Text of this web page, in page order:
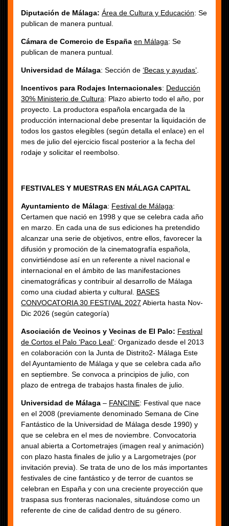
Diputación de Málaga: Área de Cultura y Educación: Se
publican de manera puntual.
Cámara de Comercio de España en Málaga: Se
publican de manera puntual.
Universidad de Málaga: Sección de ‘Becas y ayudas’
Incentivos para Rodajes Internacionales: Deducción
30% Ministerio de Cultura: Plazo abierto todo el año, por
proyecto. La productora española encargada de la
producción internacional debe presentar la liquidación de
todos los gastos elegibles (según detalla el enlace) en el
mes de julio del ejercicio fiscal posterior a la fecha del
rodaje y solicitar el reembolso.
FESTIVALES Y MUESTRAS EN MÁLAGA CAPITAL
Ayuntamiento de Málaga: Festival de Málaga:
Certamen que nació en 1998 y que se celebra cada año
en marzo. En cada una de sus ediciones ha pretendido
alcanzar una serie de objetivos, entre ellos, favorecer la
difusión y promoción de la cinematografía española,
convirtiéndose así en un referente a nivel nacional e
internacional en el ámbito de las manifestaciones
cinematográficas y contribuir al desarrollo de Málaga
como una ciudad abierta y cultural. BASES
CONVOCATORIA 30 FESTIVAL 2027 Abierta hasta Nov-
Dic 2026 (según categoría)
Asociación de Vecinos y Vecinas de El Palo: Festival
de Cortos el Palo ‘Paco Leal’: Organizado desde el 2013
en colaboración con la Junta de Distrito2- Málaga Este
del Ayuntamiento de Málaga y que se celebra cada año
en septiembre. Se convoca a principios de julio, con
plazo de entrega de trabajos hasta finales de julio.
Universidad de Málaga – FANCINE: Festival que nace
en el 2008 (previamente denominado Semana de Cine
Fantástico de la Universidad de Málaga desde 1990) y
que se celebra en el mes de noviembre. Convocatoria
anual abierta a Cortometrajes (imagen real y animación)
con plazo hasta finales de julio y a Largometrajes (por
invitación previa). Se trata de uno de los más importantes
festivales de cine fantástico y de terror de cuantos se
celebran en España y con una creciente proyección que
traspasa sus fronteras nacionales, situándose como un
referente de cine de calidad dentro de su género.